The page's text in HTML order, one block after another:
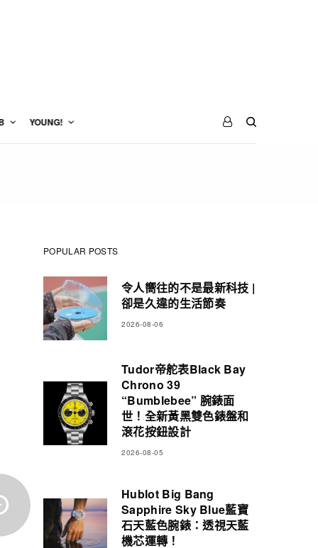
YOUNG!
POPULAR POSTS
令人嚮往的不是最新科技 |
卻是久違的生活節奏
2026-08-06
Tudor帝舵表Black Bay
Chrono 39
“Bumblebee” 腕錶面
世！全新黃黑雙色錶盤和
滾花按鈕設計
2026-08-05
Hublot Big Bang
Sapphire Sky Blue藍寶
石天藍色腕錶：透視天藍
機芯運轉！